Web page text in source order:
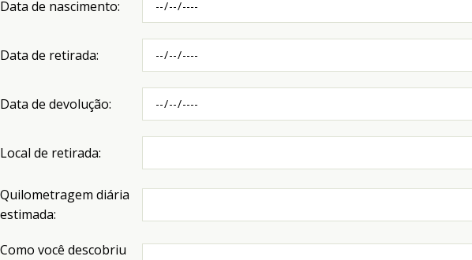
Data de nascimento:
Data de retirada:
Data de devolução:
Local de retirada:
Quilometragem diária
estimada:
Como você descobriu